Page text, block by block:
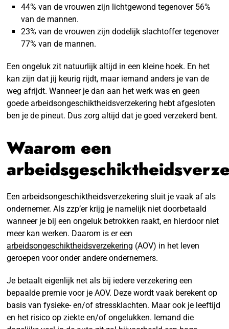
44% van de vrouwen zijn lichtgewond tegenover 56%
van de mannen.
23% van de vrouwen zijn dodelijk slachtoffer tegenover
77% van de mannen.
Een ongeluk zit natuurlijk altijd in een kleine hoek. En het
kan zijn dat jij keurig rijdt, maar iemand anders je van de
weg afrijdt. Wanneer je dan aan het werk was en geen
goede arbeidsongeschiktheidsverzekering hebt afgesloten
ben je de pineut. Dus zorg altijd dat je goed verzekerd bent.
Waarom een
Een arbeidsongeschiktheidsverzekering sluit je vaak af als
ondernemer. Als zzp’er krijg je namelijk niet doorbetaald
wanneer je bij een ongeluk betrokken raakt, en hierdoor niet
meer kan werken. Daarom is er een
arbeidsongeschiktheidsverzekering (AOV) in het leven
geroepen voor onder andere ondernemers.
Je betaalt eigenlijk net als bij iedere verzekering een
bepaalde premie voor je AOV. Deze wordt vaak berekent op
basis van fysieke- en/of stressklachten. Maar ook je leeftijd
en het risico op ziekte en/of ongelukken. Iemand die